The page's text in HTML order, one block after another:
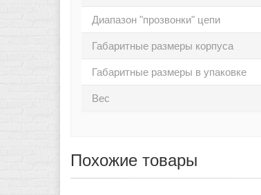
Диапазон "прозвонки" цепи
Габаритные размеры корпуса
Габаритные размеры в упаковке
Вес
Похожие товары